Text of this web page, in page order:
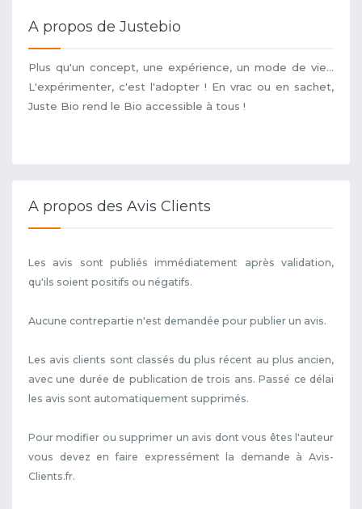
A propos de Justebio
Plus qu'un concept, une expérience, un mode de vie...
L'expérimenter, c'est l'adopter ! En vrac ou en sachet,
Juste Bio rend le Bio accessible à tous !
A propos des Avis Clients
Les avis sont publiés immédiatement après validation,
qu'ils soient positifs ou négatifs.
Aucune contrepartie n'est demandée pour publier un avis.
Les avis clients sont classés du plus récent au plus ancien,
avec une durée de publication de trois ans. Passé ce délai
les avis sont automatiquement supprimés.
Pour modifier ou supprimer un avis dont vous êtes l'auteur
vous devez en faire expressément la demande à Avis-
Clients.fr.